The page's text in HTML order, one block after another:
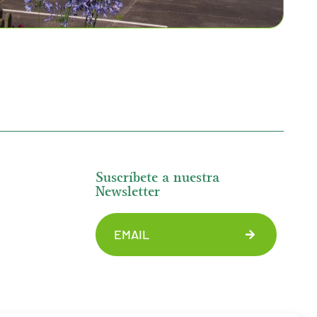
Suscríbete a nuestra
Newsletter